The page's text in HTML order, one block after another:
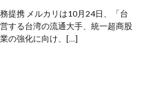
提携 メルカリは10月24日、「台
する台湾の流通大手、統一超商股
の強化に向け、[…]